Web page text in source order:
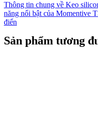
Thông tin chung về Keo
năng nổi bật của Momentive
điển
Sản phẩm tương